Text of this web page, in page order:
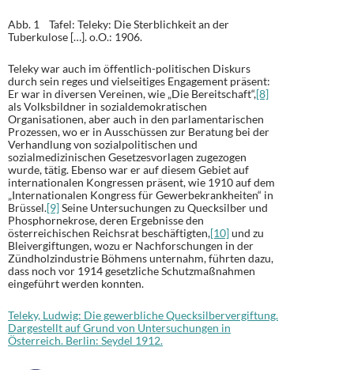
Abb. 1 Tafel: Teleky: Die Sterblichkeit an der
Tuberkulose […]. o.O.: 1906.
Teleky war auch im öffentlich-politischen Diskurs
durch sein reges und vielseitiges Engagement präsent:
Er war in diversen Vereinen, wie „Die Bereitschaft“,[8]
als Volksbildner in sozialdemokratischen
Organisationen, aber auch in den parlamentarischen
Prozessen, wo er in Ausschüssen zur Beratung bei der
Verhandlung von sozialpolitischen und
sozialmedizinischen Gesetzesvorlagen zugezogen
wurde, tätig. Ebenso war er auf diesem Gebiet auf
internationalen Kongressen präsent, wie 1910 auf dem
„Internationalen Kongress für Gewerbekrankheiten“ in
Brüssel.[9]Seine Untersuchungen zu Quecksilber und
Phosphornekrose, deren Ergebnisse den
österreichischen Reichsrat beschäftigten,[10]und zu
Bleivergiftungen, wozu er Nachforschungen in der
Zündholzindustrie Böhmens unternahm, führten dazu,
dass noch vor 1914 gesetzliche Schutzmaßnahmen
eingeführt werden konnten.
Teleky, Ludwig: Die gewerbliche Quecksilbervergiftung.
Dargestellt auf Grund von Untersuchungen in
Österreich. Berlin: Seydel 1912.